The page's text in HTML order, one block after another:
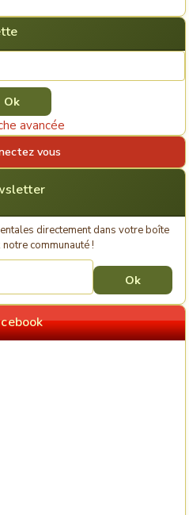
avancée
vous
directement dans votre boîte
communauté !